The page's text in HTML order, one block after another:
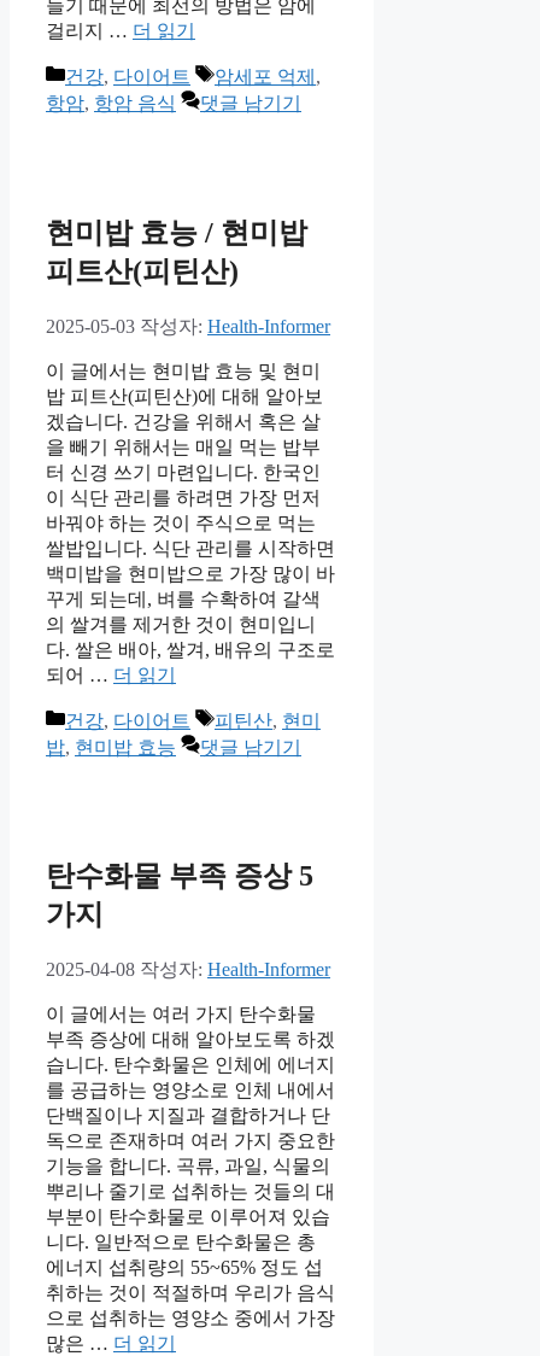
들기 때문에 최선의 방법은 암에
걸리지 … 더 읽기
카
테
건강, 다이어트
태
그
암세포 억제 ,
항암, 항암 음식 댓글 남기기
현미밥 효능 / 현미밥
피트산(피틴산)
2025-05-03 작성자: Health-Informer
이 글에서는 현미밥 효능 및 현미
밥 피트산(피틴산)에 대해 알아보
겠습니다. 건강을 위해서 혹은 살
을 빼기 위해서는 매일 먹는 밥부
터 신경 쓰기 마련입니다. 한국인
이 식단 관리를 하려면 가장 먼저
바꿔야 하는 것이 주식으로 먹는
쌀밥입니다. 식단 관리를 시작하면
백미밥을 현미밥으로 가장 많이 바
꾸게 되는데, 벼를 수확하여 갈색
의 쌀겨를 제거한 것이 현미입니
다. 쌀은 배아, 쌀겨, 배유의 구조로
되어 … 더 읽기
카
테
건강, 다이어트
태
그
피틴산, 현미
밥, 현미밥 효능 댓글 남기기
탄수화물 부족 증상 5
가지
2025-04-08 작성자: Health-Informer
이 글에서는 여러 가지 탄수화물
부족 증상에 대해 알아보도록 하겠
습니다. 탄수화물은 인체에 에너지
를 공급하는 영양소로 인체 내에서
단백질이나 지질과 결합하거나 단
독으로 존재하며 여러 가지 중요한
기능을 합니다. 곡류, 과일, 식물의
뿌리나 줄기로 섭취하는 것들의 대
부분이 탄수화물로 이루어져 있습
니다. 일반적으로 탄수화물은 총
에너지 섭취량의 55~65% 정도 섭
취하는 것이 적절하며 우리가 음식
으로 섭취하는 영양소 중에서 가장
많은 … 더 읽기